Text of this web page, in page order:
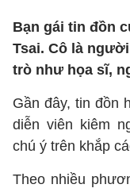
Bạn gái tin đồn
Tsai. Cô là
trò như họa sĩ,
Gần đây, tin đồn
diễn viên kiêm
chú ý trên khắp
Theo nhiều